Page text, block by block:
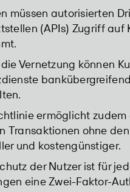
müssen autorisierten
(APIs) Zugriff auf
Vernetzung können
ermöglicht
Transaktionen ohne
und kostengünstiger.
der Nutzer ist für
eine Zwei-Faktor-